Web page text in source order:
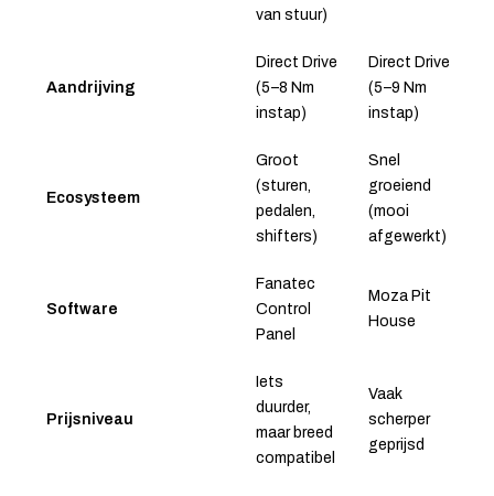
van stuur)
Aandrijving
Direct Drive
(5–8 Nm
instap)
Direct Drive
(5–9 Nm
instap)
Ecosysteem
Groot
(sturen,
pedalen,
shifters)
Snel
groeiend
(mooi
afgewerkt)
Software
Fanatec
Control
Panel
Moza Pit
House
Prijsniveau
Iets
duurder,
maar breed
compatibel
Vaak
scherper
geprijsd